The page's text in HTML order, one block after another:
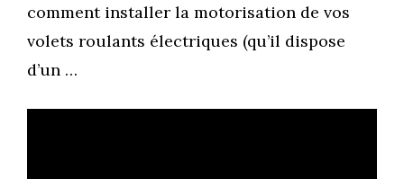
comment installer la motorisation de vos
volets roulants électriques (qu’il dispose
d’un …